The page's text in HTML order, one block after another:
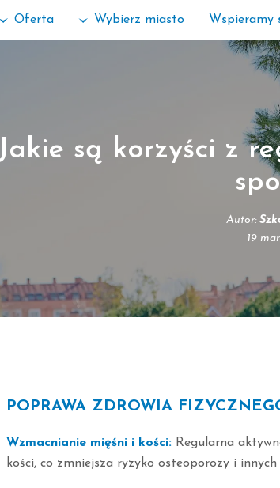
Oferta Wybierz miasto Wspieramy
Jakie są korzyści z
Autor:
19
POPRAWA ZDROWIA
Wzmacnianie mięśni i kości: Regularna
kości, co zmniejsza ryzyko osteoporozy i innych